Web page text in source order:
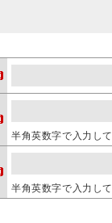
半角英数字で入力し
半角英数字で入力し